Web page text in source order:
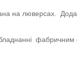
люверсах.
фабричним